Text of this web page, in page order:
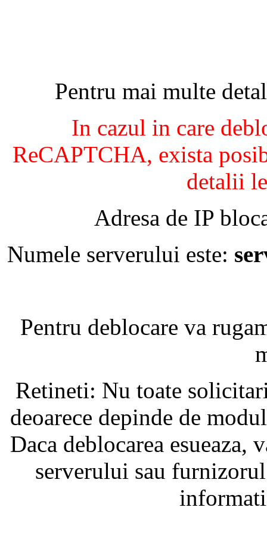
Pentru mai multe
In cazul in care
ReCAPTCHA, exista
detalii
Adresa de IP
Numele serverului este:
Pentru deblocare va
Retineti: Nu toate
deoarece depinde de
Daca deblocarea
serverului sau